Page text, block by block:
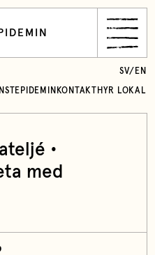
KONTAKT HYR LOKAL
SV/ EN
•
med